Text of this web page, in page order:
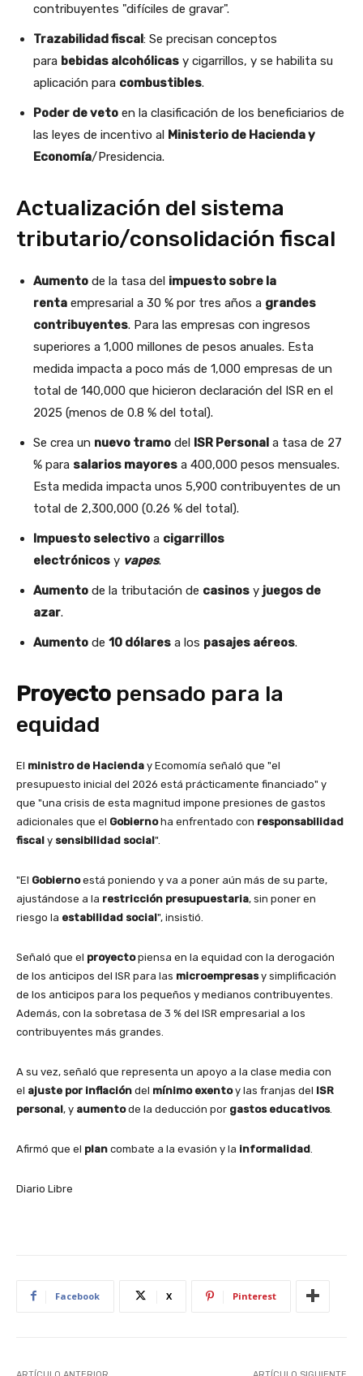
contribuyentes "difíciles de gravar".
Trazabilidad fiscal: Se precisan conceptos
para bebidas alcohólicas y cigarrillos, y se habilita su
aplicación para combustibles.
Poder de veto en la clasificación de los beneficiarios de
las leyes de incentivo al Ministerio de Hacienda y
Economía/Presidencia.
Actualización del sistema
tributario/consolidación fiscal
Aumento de la tasa del impuesto sobre la
renta empresarial a 30 % por tres años a grandes
contribuyentes. Para las empresas con ingresos
superiores a 1,000 millones de pesos anuales. Esta
medida impacta a poco más de 1,000 empresas de un
total de 140,000 que hicieron declaración del ISR en el
2025 (menos de 0.8 % del total).
Se crea un nuevo tramo del ISR Personal a tasa de 27
% para salarios mayores a 400,000 pesos mensuales.
Esta medida impacta unos 5,900 contribuyentes de un
total de 2,300,000 (0.26 % del total).
Impuesto selectivo a cigarrillos
electrónicos y vapes.
Aumento de la tributación de casinos y juegos de
azar.
Aumento de 10 dólares a los pasajes aéreos.
Proyecto pensado para la
equidad
El ministro de Hacienda y Ecomomía señaló que "el
presupuesto inicial del 2026 está prácticamente financiado" y
que "una crisis de esta magnitud impone presiones de gastos
adicionales que el Gobiernoha enfrentado con responsabilidad
fiscal y sensibilidad social".
"El Gobiernoestá poniendo y va a poner aún más de su parte,
ajustándose a la restricción presupuestaria, sin poner en
riesgo la estabilidad social", insistió.
Señaló que el proyectopiensa en la equidad con la derogación
de los anticipos del ISR para las microempresasy simplificación
de los anticipos para los pequeños y medianos contribuyentes.
Además, con la sobretasa de 3 % del ISR empresarial a los
contribuyentes más grandes.
A su vez, señaló que representa un apoyo a la clase media con
el ajuste por inflación del mínimo exentoy las franjas del ISR
personal, y aumentode la deducción por gastos educativos.
Afirmó que el plan combate a la evasión y la informalidad
Diario Libre
Facebook X Pinterest